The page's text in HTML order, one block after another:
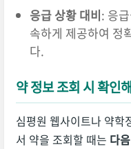
응급 상황 대비: 응
속하게 제공하여 정
다.
약 정보 조회 시 확인
심평원 웹사이트나 약
서 약을 조회할 때는 다